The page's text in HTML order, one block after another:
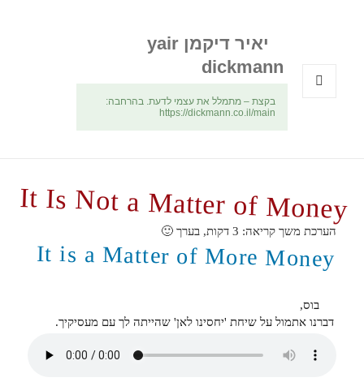
יאיר דיקמן yair
dickmann
בקצת – מתמלל את עצמי לדעת. בהרחבה:
https://dickmann.co.il/main
It Is Not a Matter of Money
הערכת משך קריאה: 3 דקות, בערך 🙂
It is a Matter of More Money
בוס,
דברנו אתמול על שיחת 'יחסינו לאן' שהייתה לך עם מעסיקיך.